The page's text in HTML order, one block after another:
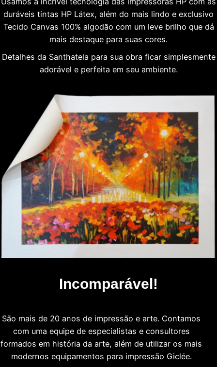
duráveis tintas HP Látex, além do mais lindo e exclusivo
Tecido Canvas 100% algodão com um leve brilho que dá
mais destaque para suas cores.
Detalhes da Santhatela para sua obra ficar simplesmente
adorável e perfeita em seu ambiente.
Incomparável!
São mais de 20 anos de impressão e arte. Contamos
com uma equipe de especialistas e consultores
formados em história da arte, além de utilizar os mais
modernos equipamentos para impressão Giclée.